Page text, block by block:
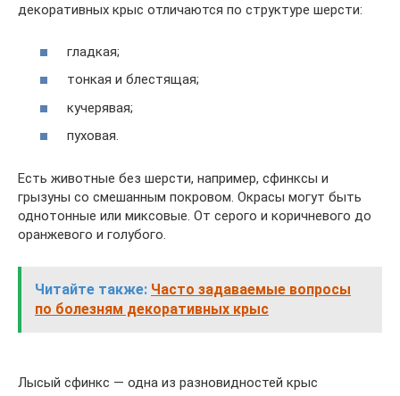
декоративных крыс отличаются по структуре шерсти:
гладкая;
тонкая и блестящая;
кучерявая;
пуховая.
Есть животные без шерсти, например, сфинксы и
грызуны со смешанным покровом. Окрасы могут быть
однотонные или миксовые. От серого и коричневого до
оранжевого и голубого.
Читайте также: Часто задаваемые вопросы
по болезням декоративных крыс
Лысый сфинкс — одна из разновидностей крыс